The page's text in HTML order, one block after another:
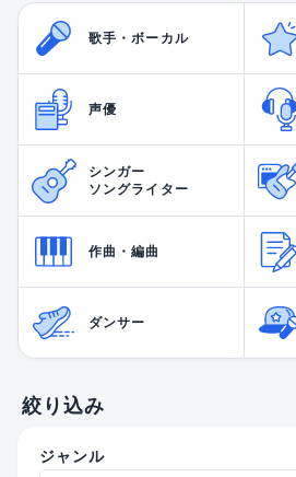
歌手・ボーカル
声優
シンガー
ソングライター
作曲・編曲
ダンサー
絞り込み
ジャンル